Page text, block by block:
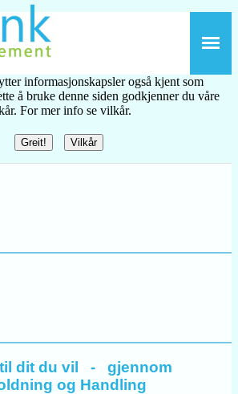
informasjonskapsler også kjent som
å bruke denne siden godkjenner du våre
For mer info se vilkår.
Greit! Vilkår
til dit du vil - gjennom
og Handling